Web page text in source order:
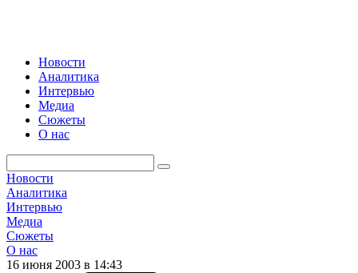
Новости
Аналитика
Интервью
Медиа
Сюжеты
О нас
Новости
Аналитика
Интервью
Медиа
Сюжеты
О нас
16 июня 2003 в 14:43